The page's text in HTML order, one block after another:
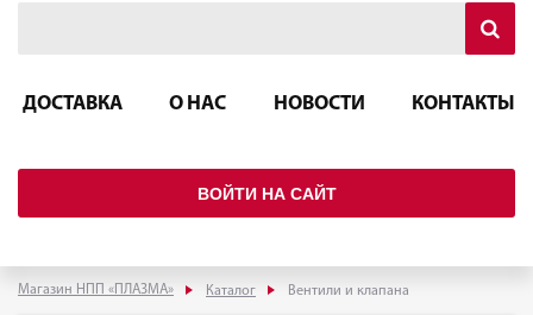
ДОСТАВКА О НАС НОВОСТИ КОНТАКТЫ
ВОЙТИ НА САЙТ
Магазин НПП «ПЛАЗМА» Каталог Вентили и клапана